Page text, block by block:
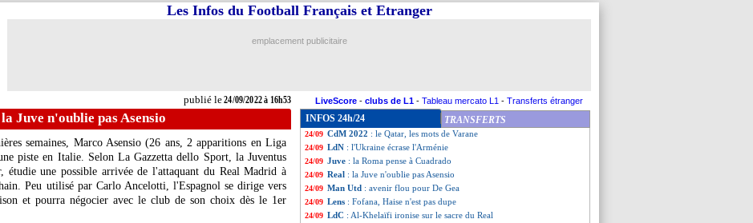
publié le24/09/2022 à 16h53
Les Infos du Football Français et Etranger
emplacement publicitaire
LiveScore - clubs de L1 - Tableau mercato L1 - Transferts étranger
Juve n'oublie pas Asensio
semaines, Marco Asensio (26 ans, 2 apparitions en Liga
piste en Italie. Selon La Gazzetta dello Sport, la Juventus
étudie une possible arrivée de l'attaquant du Real Madrid à
Peu utilisé par Carlo Ancelotti, l'Espagnol se dirige vers
et pourra négocier avec le club de son choix dès le 1er
INFOS 24h/24 TRANSFERTS
24/09 LdN: la Norvège renversée, malgré Håland
24/09 EdF: Varane adore voir Giroud chez les Bleus
24/09 EdF: Dembélé, Deschamps confirme une gêne
24/09 Nice: Ineos va mettre la main au portefeuille
24/09 CdM 2022 : le Qatar, les mots de Varane
24/09 LdN : l'Ukraine écrase l'Arménie
24/09 Juve : la Roma pense à Cuadrado
24/09 Real : la Juve n'oublie pas Asensio
24/09 Man Utd : avenir flou pour De Gea
24/09 Lens : Fofana, Haise n'est pas dupe
24/09 LdC : Al-Khelaïfi ironise sur le sacre du Real